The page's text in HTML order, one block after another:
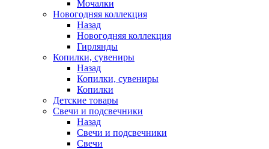
Мочалки
Новогодняя коллекция
Назад
Новогодняя коллекция
Гирлянды
Копилки, сувениры
Назад
Копилки, сувениры
Копилки
Детские товары
Свечи и подсвечники
Назад
Свечи и подсвечники
Свечи